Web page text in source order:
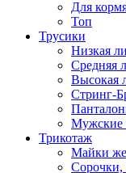
Для
Топ
Трусики
Низкая
Средняя
Высокая
Стринг-
Мужские
Трикотаж
Майки
Сорочки,